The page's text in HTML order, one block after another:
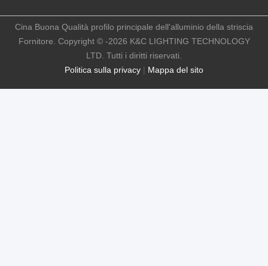
Politica sulla privacy | Mappa del sito
Cina Buona Qualità profilo principale dell'alluminio della striscia
Fornitore. Copyright © -2026 K&C LIGHTING TECHNOLOGY
LTD. Tutti i diritti riservati.